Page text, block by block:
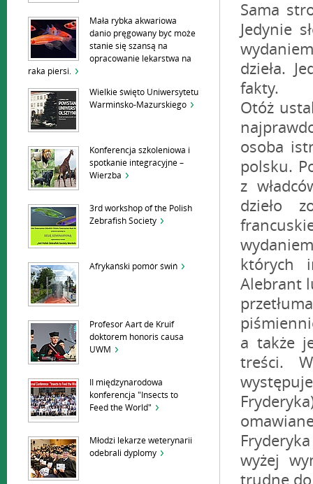
Mała rybka akwariowa
danio pręgowany być może
stanie się szansą na
opracowanie lekarstwa na
raka piersi.
Wielkie święto Uniwersytetu
Warmińsko-Mazurskiego
Konferencja szkoleniowa i
spotkanie integracyjne –
Wierzba
3rd workshop of the Polish
Zebrafish Society
Afrykański pomór świń
Profesor Aart de Kruif
doktorem honoris causa
UWM
II międzynarodowa
konferencja "Insects to
Feed the World"
Młodzi lekarze weterynarii
odebrali dyplomy
Sama
Jedynie
dzieła.
fakty.
Otóż
osoba
polsku.
z
dzieło
których
Alebrant
a także
treści.
wyżej
trudne